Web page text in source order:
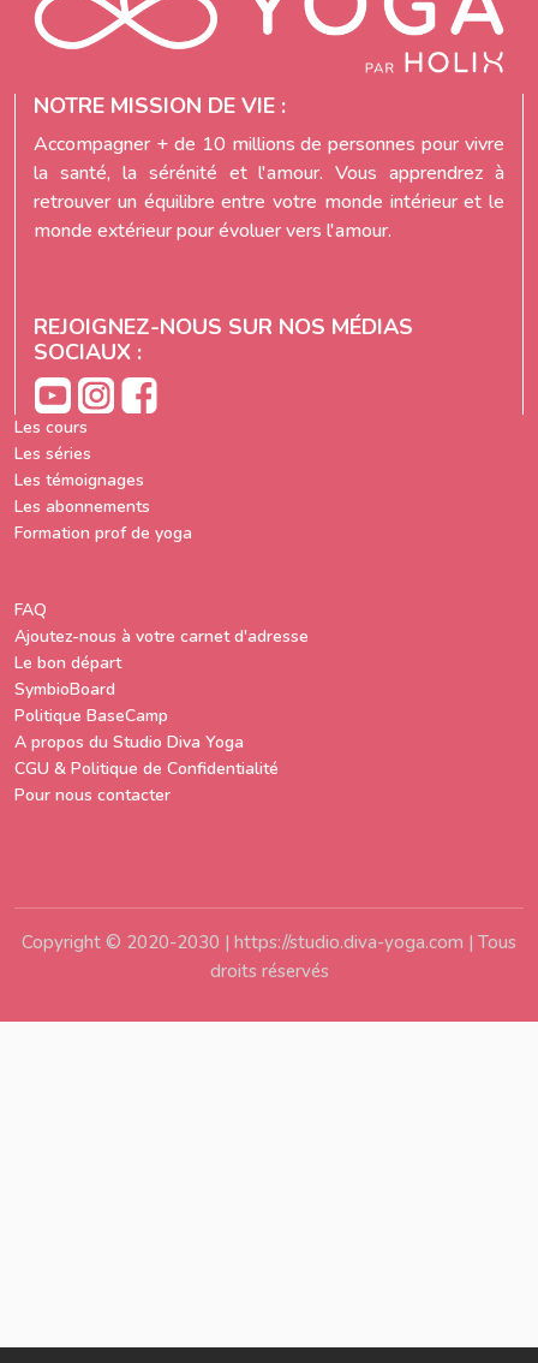
NOTRE MISSION DE VIE :
Accompagner + de 10 millions de personnes pour vivre
la santé, la sérénité et l'amour. Vous apprendrez à
retrouver un équilibre entre votre monde intérieur et le
monde extérieur pour évoluer vers l'amour.
REJOIGNEZ-NOUS SUR NOS MÉDIAS
SOCIAUX :
Les cours
Les séries
Les témoignages
Les abonnements
Formation prof de yoga
FAQ
Ajoutez-nous à votre carnet d'adresse
Le bon départ
SymbioBoard
Politique BaseCamp
A propos du Studio Diva Yoga
CGU & Politique de Confidentialité
Pour nous contacter
Copyright © 2020-2030 | https://studio.diva-yoga.com | Tous
droits réservés